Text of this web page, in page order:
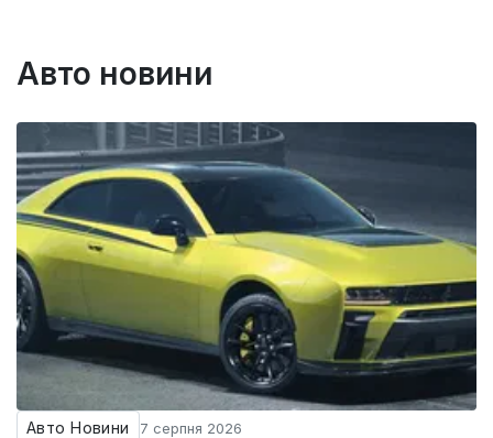
Авто новини
Авто Новини 7 серпня 2026